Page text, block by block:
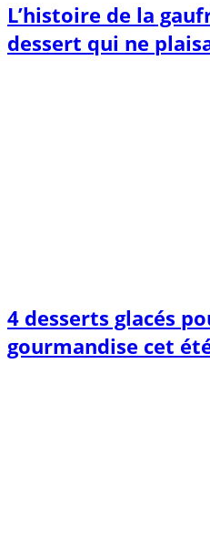
L’histoire de la
dessert qui ne
4 desserts glacés
gourmandise cet